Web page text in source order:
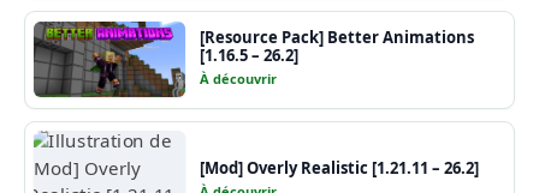
[Resource Pack] Better Animations
[1.16.5 – 26.2]
À découvrir
[Mod] Overly Realistic [1.21.11 – 26.2]